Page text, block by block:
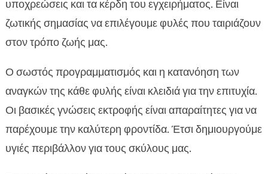
υποχρεώσεις και τα κέρδη του εγχειρήματος. Είναι
ζωτικής σημασίας να επιλέγουμε φυλές που ταιριάζουν
στον τρόπο ζωής μας.
Ο σωστός προγραμματισμός και η κατανόηση των
αναγκών της κάθε φυλής είναι κλειδιά για την επιτυχία.
Οι βασικές γνώσεις εκτροφής είναι απαραίτητες για να
παρέχουμε την καλύτερη φροντίδα. Έτσι δημιουργούμε
υγιές περιβάλλον για τους σκύλους μας.